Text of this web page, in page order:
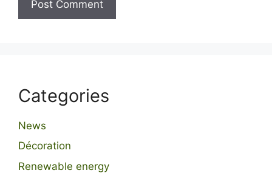
Categories
News
Décoration
Renewable energy